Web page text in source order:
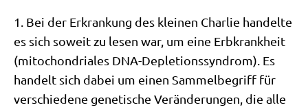
1. Bei der Erkran­kung des klei­nen Char­lie han­del­te
es sich soweit zu lesen war, um eine Erb­krank­heit
(mito­chon­dria­les DNA-Deple­ti­ons­syn­drom). Es
han­delt sich dabei um einen Sam­mel­be­griff für
ver­schie­de­ne gene­ti­sche Ver­än­de­run­gen, die alle